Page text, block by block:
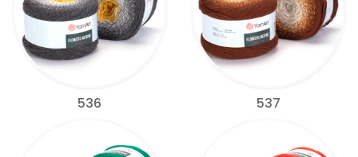
536 537